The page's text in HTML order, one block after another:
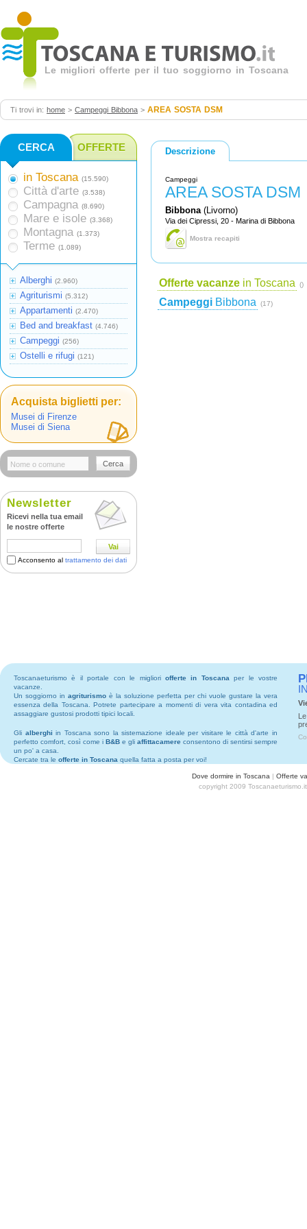
Le migliori offerte per il tuo soggiorno in Toscana
Ti trovi in: home > Campeggi Bibbona > AREA SOSTA DSM
Descrizione
Campeggi
AREA SOSTA DSM
Bibbona(Livorno)
Via dei Cipressi, 20 - Marina di Bibbona
Mostra recapiti
Offerte vacanze in Toscana ()
Campeggi Bibbona (17)
CERCA OFFERTE
in Toscana (15.590)
Città d'arte (3.538)
Campagna (8.690)
Mare e isole (3.368)
Montagna (1.373)
Terme (1.089)
Alberghi (2.960)
Agriturismi (5.312)
Appartamenti (2.470)
Bed and breakfast (4.746)
Campeggi (256)
Ostelli e rifugi (121)
Acquista biglietti per:
Musei di Firenze
Musei di Siena
Cerca
Newsletter
Ricevi nella tua email
le nostre offerte
Vai
Acconsento al trattamento dei dati
Toscanaeturismo è il portale con le migliori offerte in Toscana per le vostre
vacanze.
Un soggiorno in agriturismo è la soluzione perfetta per chi vuole gustare la vera
essenza della Toscana. Potrete partecipare a momenti di vera vita contadina ed
assaggiare gustosi prodotti tipici locali.
Gli alberghi in Toscana sono la sistemazione ideale per visitare le città d'arte in
perfetto comfort, così come i B&B e gli affittacamere consentono di sentirsi sempre
un po' a casa.
Cercate tra le offerte in Toscana quella fatta a posta per voi!
Dove dormire in Toscana | Offerte
copyright 2009